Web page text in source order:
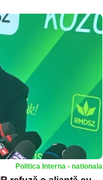
Politica Interna - nationala